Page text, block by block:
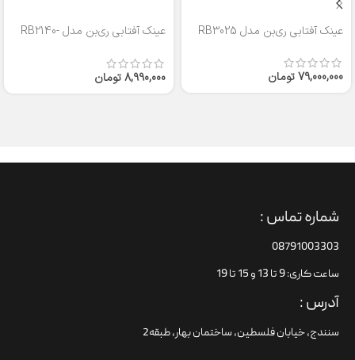
عینک آفتابی ری‌بن مدل RB3025
79,000,000تومان
عینک آفتابی ری‌بن مدل RB2140-
8,990,000تومان
شماره تماس :
08791003303
ساعت کاری: 9 تا 13 و 15 تا 19
آدرس :
سنندج، خیابان فلسطین،‌ ساختمان بهار، طبقه2